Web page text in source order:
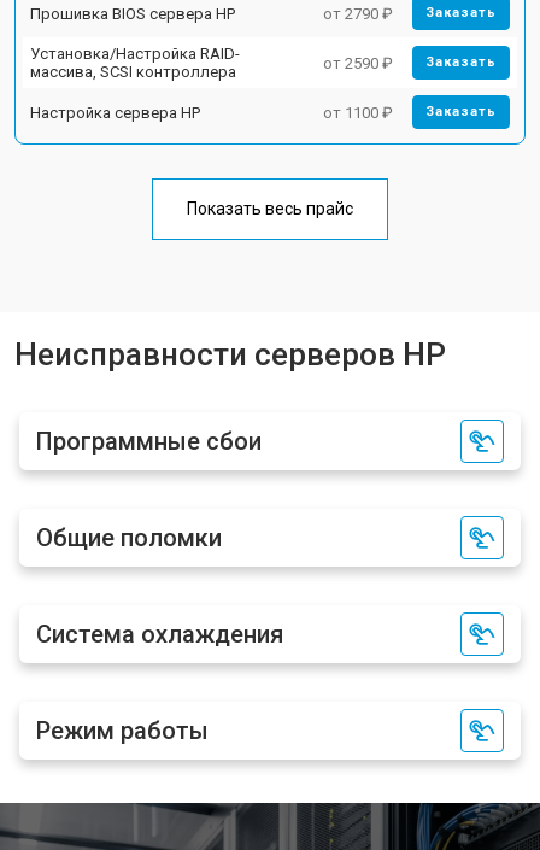
Прошивка BIOS сервера HP от 2790 ₽ Заказать
Установка/Настройка RAID-
массива, SCSI контроллера
от 2590 ₽ Заказать
Настройка сервера HP от 1100 ₽ Заказать
Показать весь прайс
Неисправности серверов HP
Программные сбои
Общие поломки
Система охлаждения
Режим работы